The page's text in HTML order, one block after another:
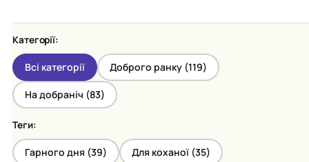
Категорії:
Всі категорії Доброго ранку (119)
На добраніч (83)
Теги:
Гарного дня (39) Для коханої (35)